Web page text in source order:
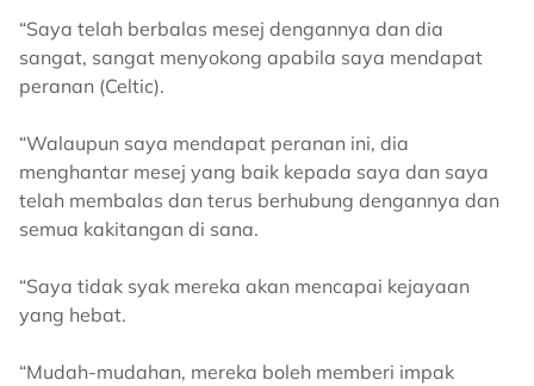
“Saya telah berbalas mesej dengannya dan dia
sangat, sangat menyokong apabila saya mendapat
peranan (Celtic).
“Walaupun saya mendapat peranan ini, dia
menghantar mesej yang baik kepada saya dan saya
telah membalas dan terus berhubung dengannya dan
semua kakitangan di sana.
“Saya tidak syak mereka akan mencapai kejayaan
yang hebat.
“Mudah-mudahan, mereka boleh memberi impak